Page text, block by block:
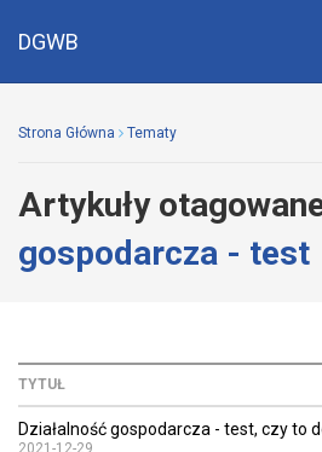
DGWB
Strona Główna Tematy
Artykuły
gospodarcza - test
TYTUŁ
Działalność gospodarcza - test, czy to
2021-12-29